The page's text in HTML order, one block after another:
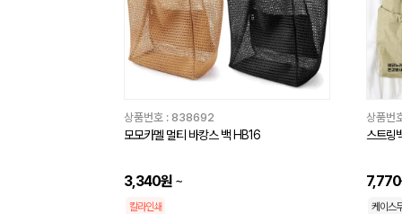
상품번호 : 838692
모모카멜 멀티 바캉스 백 HB16
3,340원 ~
칼라인쇄
상품번
스트링
케이스